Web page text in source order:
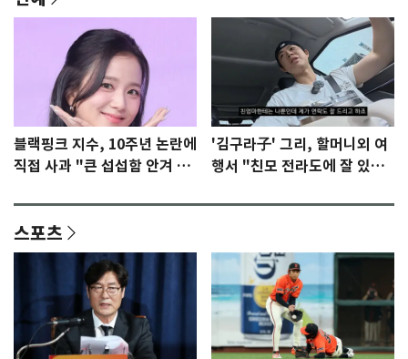
블랙핑크 지수, 10주년 논란에
직접 사과 "큰 섭섭함 안겨 미
'김구라子' 그리, 할머니외 여
행서 "친모 전라도에 잘 있
스포츠